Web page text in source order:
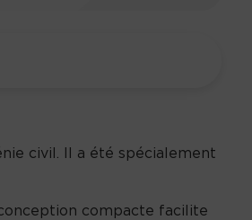
civil. Il a été spécialement
compacte facilite